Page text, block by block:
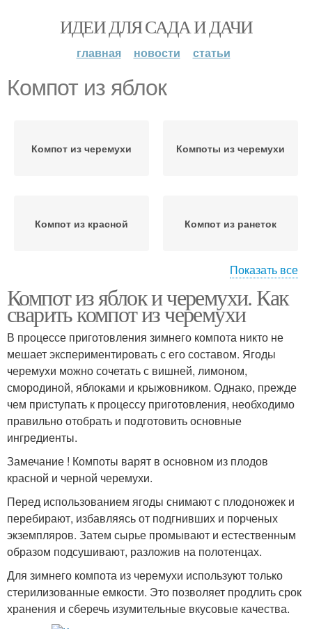
ИДЕИ ДЛЯ САДА И ДАЧИ
главная новости статьи
Компот из яблок
Компот из черемухи Компоты из черемухи
Компот из красной Компот из ранеток
Вкусный компот
Показать все
Компот из яблок и черемухи. Как
сварить компот из черемухи
В процессе приготовления зимнего компота никто не
мешает экспериментировать с его составом. Ягоды
черемухи можно сочетать с вишней, лимоном,
смородиной, яблоками и крыжовником. Однако, прежде
чем приступать к процессу приготовления, необходимо
правильно отобрать и подготовить основные
ингредиенты.
Замечание ! Компоты варят в основном из плодов
красной и черной черемухи.
Перед использованием ягоды снимают с плодоножек и
перебирают, избавляясь от подгнивших и порченых
экземпляров. Затем сырье промывают и естественным
образом подсушивают, разложив на полотенцах.
Для зимнего компота из черемухи используют только
стерилизованные емкости. Это позволяет продлить срок
хранения и сберечь изумительные вкусовые качества.